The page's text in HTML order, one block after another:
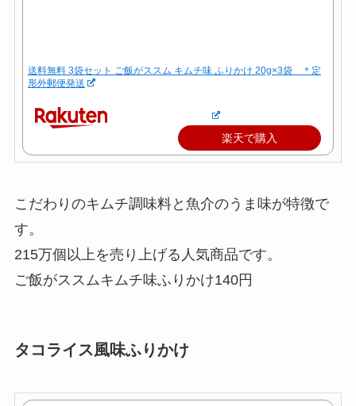
送料無料 3袋セット ご飯がススム キムチ味 ふりかけ 20g×3袋 ＊定
形外郵便発送
楽天で購入
こだわりのキムチ調味料と魚介のうま味が特徴で
す。
215万個以上を売り上げる人気商品です。
ご飯がススムキムチ味ふりかけ140円
タコライス風味ふりかけ